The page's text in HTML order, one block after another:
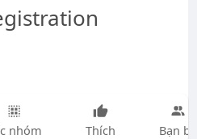
nhóm Thích Bạn bè